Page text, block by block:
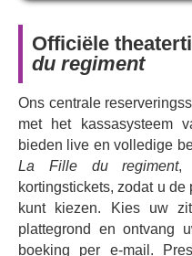
onvergetelijke
terug in de rol van Tonio
Blanch maakt haar
dappere heldin Marie.
de belangrijkste
'mooie zang', enLa
aanstekelijke, militaire
levendige, snelle
verhaal tot leven
Marie's ontroerende
(Iedereen weet het) en
Officiële
du regiment
Ons centrale
met het kassasysteem
bieden live en volledige
La Fille du regiment,
kortingstickets, zodat u
kunt kiezen. Kies uw
plattegrond en ontvang
boeking per e-mail.